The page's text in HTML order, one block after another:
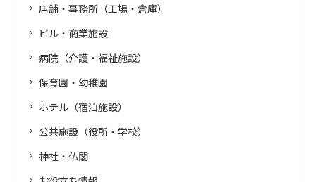
店舗・事務所（工場・倉庫）
ビル・商業施設
病院（介護・福祉施設）
保育園・幼稚園
ホテル（宿泊施設）
公共施設（役所・学校）
神社・仏閣